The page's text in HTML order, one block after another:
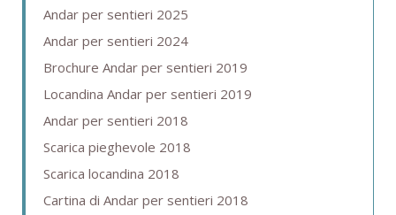
Andar per sentieri 2025
Andar per sentieri 2024
Brochure Andar per sentieri 2019
Locandina Andar per sentieri 2019
Andar per sentieri 2018
Scarica pieghevole 2018
Scarica locandina 2018
Cartina di Andar per sentieri 2018